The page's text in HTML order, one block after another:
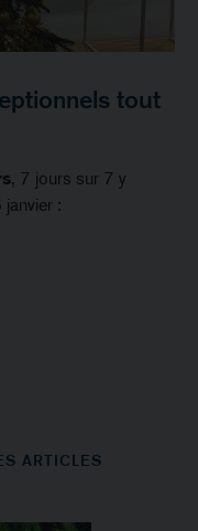
tout
, 7 jours sur 7 y
:
ARTICLES